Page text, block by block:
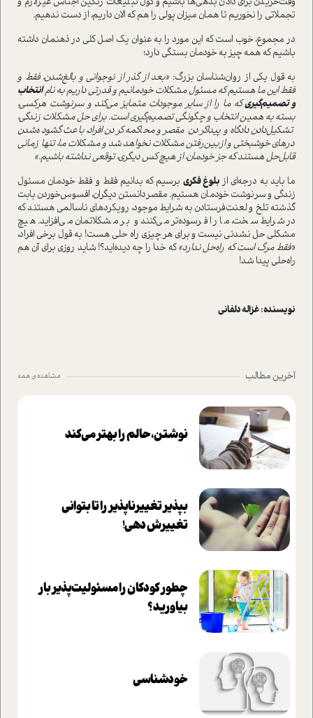
تجملاتی را نخوریم تا همان میزان پولی را هم که الان داریم، از دست ندهیم.
در مجموع، خوب است که این مورد را به عنوان یک اصل کلی در ذهنمان داشته
باشیم که همه چیز به خودمان بستگی دارد؛
به قول یکی از روان‌شناسان بزرگ: «بعد از گذر از نوجوانی و بالغ‌شدن، فقط و
فقط این ما هستیم که مسئول مشکلات خودمانیم و قدرتی داریم به نامانتخاب
و تصمیم‌گیریکه ما را از سایر موجودات متمایز می‌کند و سرنوشت هرکسی،
بسته به همین انتخاب و چگونگی تصمیم‌گیری است. برای حل مشکلات زندگی،
تشکیل‌دادن دادگاه و پیدا‌کردن مقصر و محاکمه‌کردن افراد، باعث گشوده‌شدن
درهای خوشبختی و از‌بین‌رفتن مشکلات نخواهد شد و مشکلات ما، تنها زمانی
قابل‌حل هستند که جز خودمان، از هیچ کس دیگری، توقعی نداشته باشیم.»
ما باید به درجه‌ای ازبلوغ فکری برسیم که بدانیم فقط و فقط خودمان مسئول
زندگی و سرنوشت خودمان هستیم. مقصر‌دانستن دیگران، افسوس‌خوردن بابت
گذشته تلخ و لعنت‌فرستادن به شرایط موجود، رویکردهای ناسالمی هستند که
در شرایط سخت، ما را فرسوده‌تر می‌کنند و بر مشکلاتمان می‌افزاید. هیچ
مشکلی حل نشدنی نیست و برای هر چیزی راه حلی هست! به قول برخی افراد،
«فقط مرگ است که راه‌حل ندارد»که خدا را چه دیده‌اید؟! شاید روزی برای آن هم
راه‌حلی پیدا شد!
نویسنده : غزاله دلفانی
آخرین مطالب مشاهده ی همه
نوشتن، حالم را بهتر می‌کند
بپذير تغييرناپذير را تا بتواني
تغييرش دهي!‏
چطور کودکان را مسئولیت‌پذیر بار
بیاورید؟
خودشناسی